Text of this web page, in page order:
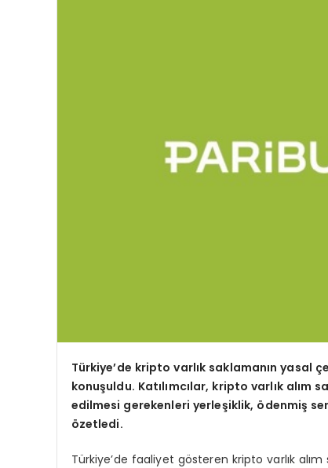
Türkiye’de kripto varlık saklamanın yasal
konuşuldu. Katılımcılar, kripto varlık
edilmesi gerekenleri yerleşiklik, ödenmiş
özetledi.
Türkiye’de faaliyet gösteren kripto varlık